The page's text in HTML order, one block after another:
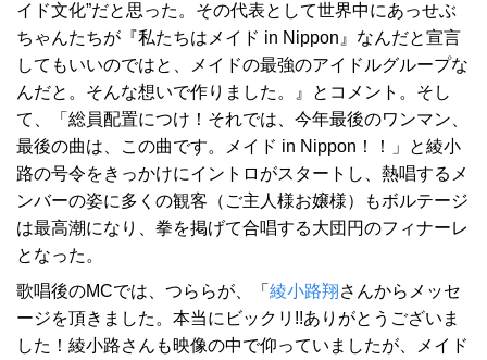
イド文化”だと思った。その代表として世界中にあっせぶ
ちゃんたちが『私たちはメイド in Nippon』なんだと宣言
してもいいのではと、メイドの最強のアイドルグループな
んだと。そんな想いで作りました。』とコメント。そし
て、「総員配置につけ！それでは、今年最後のワンマン、
最後の曲は、この曲です。メイド in Nippon！！」と綾小
路の号令をきっかけにイントロがスタートし、熱唱するメ
ンバーの姿に多くの観客（ご主人様お嬢様）もボルテージ
は最高潮になり、拳を掲げて合唱する大団円のフィナーレ
となった。
歌唱後のMCでは、つららが、「 綾小路翔さんからメッセ
ージを頂きました。本当にビックリ!!ありがとうございま
した！綾小路さんも映像の中で仰っていましたが、メイド